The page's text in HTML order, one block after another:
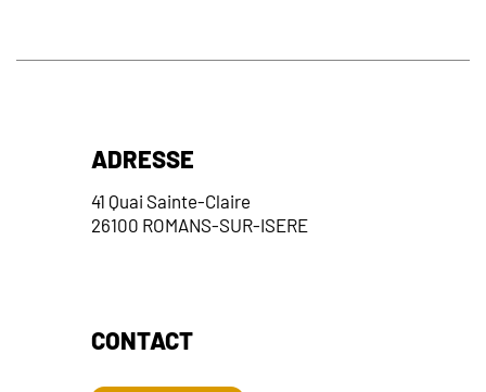
ADRESSE
41 Quai Sainte-Claire
26100 ROMANS-SUR-ISERE
CONTACT